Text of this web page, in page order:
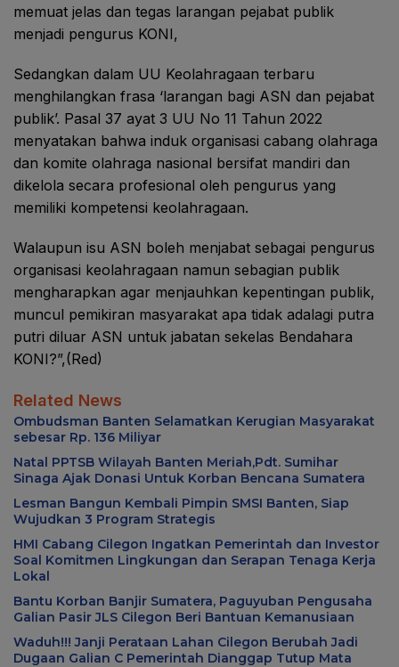
memuat jelas dan tegas larangan pejabat publik
menjadi pengurus KONI,
Sedangkan dalam UU Keolahragaan terbaru
menghilangkan frasa ‘larangan bagi ASN dan pejabat
publik’. Pasal 37 ayat 3 UU No 11 Tahun 2022
menyatakan bahwa induk organisasi cabang olahraga
dan komite olahraga nasional bersifat mandiri dan
dikelola secara profesional oleh pengurus yang
memiliki kompetensi keolahragaan.
Walaupun isu ASN boleh menjabat sebagai pengurus
organisasi keolahragaan namun sebagian publik
mengharapkan agar menjauhkan kepentingan publik,
muncul pemikiran masyarakat apa tidak adalagi putra
putri diluar ASN untuk jabatan sekelas Bendahara
KONI?”,(Red)
Related News
Ombudsman Banten Selamatkan Kerugian Masyarakat
sebesar Rp. 136 Miliyar
Natal PPTSB Wilayah Banten Meriah,Pdt. Sumihar
Sinaga Ajak Donasi Untuk Korban Bencana Sumatera
Lesman Bangun Kembali Pimpin SMSI Banten, Siap
Wujudkan 3 Program Strategis
HMI Cabang Cilegon Ingatkan Pemerintah dan Investor
Soal Komitmen Lingkungan dan Serapan Tenaga Kerja
Lokal
Bantu Korban Banjir Sumatera, Paguyuban Pengusaha
Galian Pasir JLS Cilegon Beri Bantuan Kemanusiaan
Waduh!!! Janji Perataan Lahan Cilegon Berubah Jadi
Dugaan Galian C Pemerintah Dianggap Tutup Mata